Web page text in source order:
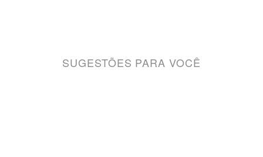
SUGESTÕES PARA VOCÊ